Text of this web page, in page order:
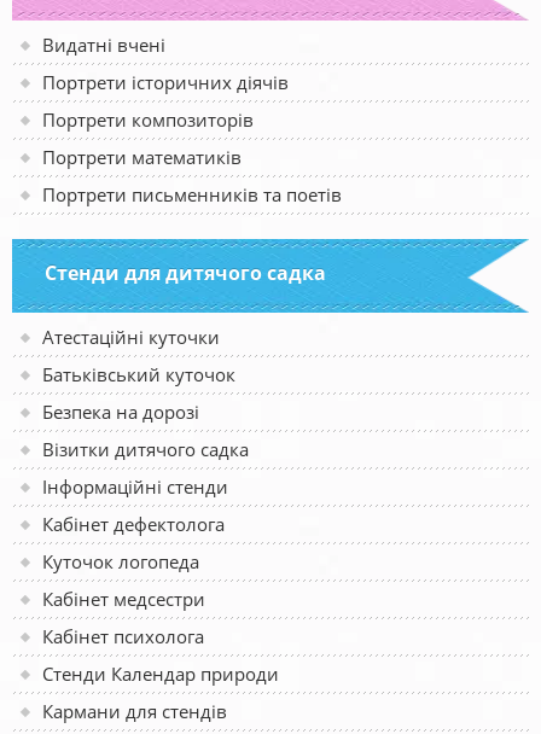
Видатні вчені
Портрети історичних діячів
Портрети композиторів
Портрети математиків
Портрети письменників та поетів
Стенди для дитячого садка
Атестаційні куточки
Батьківський куточок
Безпека на дорозі
Візитки дитячого садка
Інформаційні стенди
Кабінет дефектолога
Куточок логопеда
Кабінет медсестри
Кабінет психолога
Стенди Календар природи
Кармани для стендів